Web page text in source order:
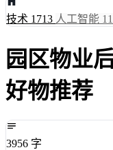
技术 1713 人工智能 11
园区物业
好物推荐
3956 字